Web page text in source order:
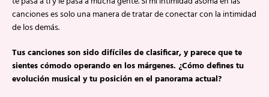
canciones es solo una manera de tratar de conectar con la intimidad
de los demás.
Tus canciones son sido difíciles de clasificar, y parece que te
sientes cómodo operando en los márgenes. ¿Cómo defines tu
evolución musical y tu posición en el panorama actual?